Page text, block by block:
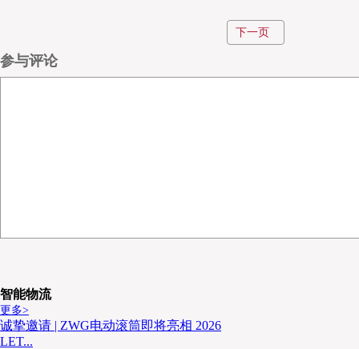
下一页
参与评论
智能物流
更多>
诚挚邀请 | ZWG电动滚筒即将亮相 2026
LET...